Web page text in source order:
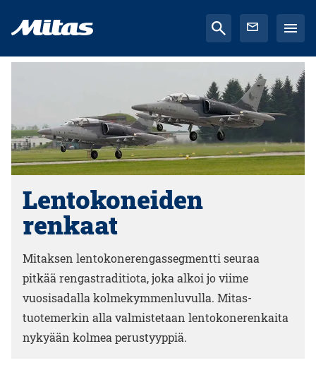
Lentokoneiden
renkaat
Mitaksen lentokonerengassegmentti seuraa
pitkää rengastraditiota, joka alkoi jo viime
vuosisadalla kolmekymmenluvulla. Mitas-
tuotemerkin alla valmistetaan lentokonerenkaita
nykyään kolmea perustyyppiä.